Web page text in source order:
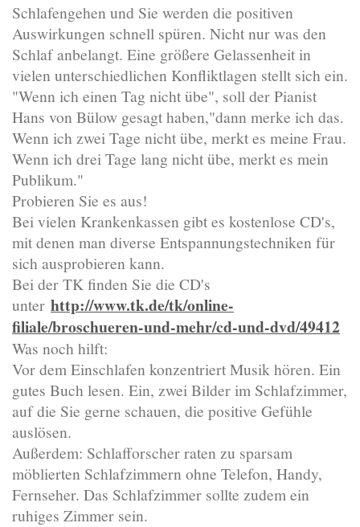
Schlafengehen und Sie werden die positiven
Auswirkungen schnell spüren. Nicht nur was den
Schlaf anbelangt. Eine größere Gelassenheit in
vielen unterschiedlichen Konfliktlagen stellt sich ein.
"Wenn ich einen Tag nicht übe", soll der Pianist
Hans von Bülow gesagt haben,"dann merke ich das.
Wenn ich zwei Tage nicht übe, merkt es meine Frau.
Wenn ich drei Tage lang nicht übe, merkt es mein
Publikum."
Probieren Sie es aus!
Bei vielen Krankenkassen gibt es kostenlose CD's,
mit denen man diverse Entspannungstechniken für
sich ausprobieren kann.
Bei der TK finden Sie die CD's
unter http://www.tk.de/tk/online-
filiale/broschueren-und-mehr/cd-und-dvd/49412
Was noch hilft:
Vor dem Einschlafen konzentriert Musik hören. Ein
gutes Buch lesen. Ein, zwei Bilder im Schlafzimmer,
auf die Sie gerne schauen, die positive Gefühle
auslösen.
Außerdem: Schlafforscher raten zu sparsam
möblierten Schlafzimmern ohne Telefon, Handy,
Fernseher. Das Schlafzimmer sollte zudem ein
ruhiges Zimmer sein.